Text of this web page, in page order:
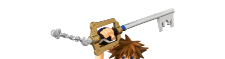
1.分期款項不併入電信帳單，「大哥付你分期」於每月結算日後寄送繳費提
2.透過簡訊連結打開帳單後，可選擇「超商條碼／台灣大直營門市／銀行轉
帳／街口支付／iPASS MONEY」等通路繳費。
每筆NT$90，滿NT$3,000(含以上)免運費